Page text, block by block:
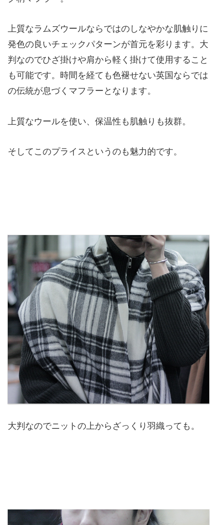
上質なラムズウールならではのしなやかな肌触りに
発色の良いチェックパターンが首元を彩ります。大
判なのでひざ掛けや肩から軽く掛けて使用すること
も可能です。時間を経ても色褪せない英国ならでは
の伝統が息づくマフラーとなります。
上質なウールを使い、保温性も肌触りも抜群。
そしてこのプライスというのも魅力的です。
大判なのでニットの上からざっくり羽織っても。